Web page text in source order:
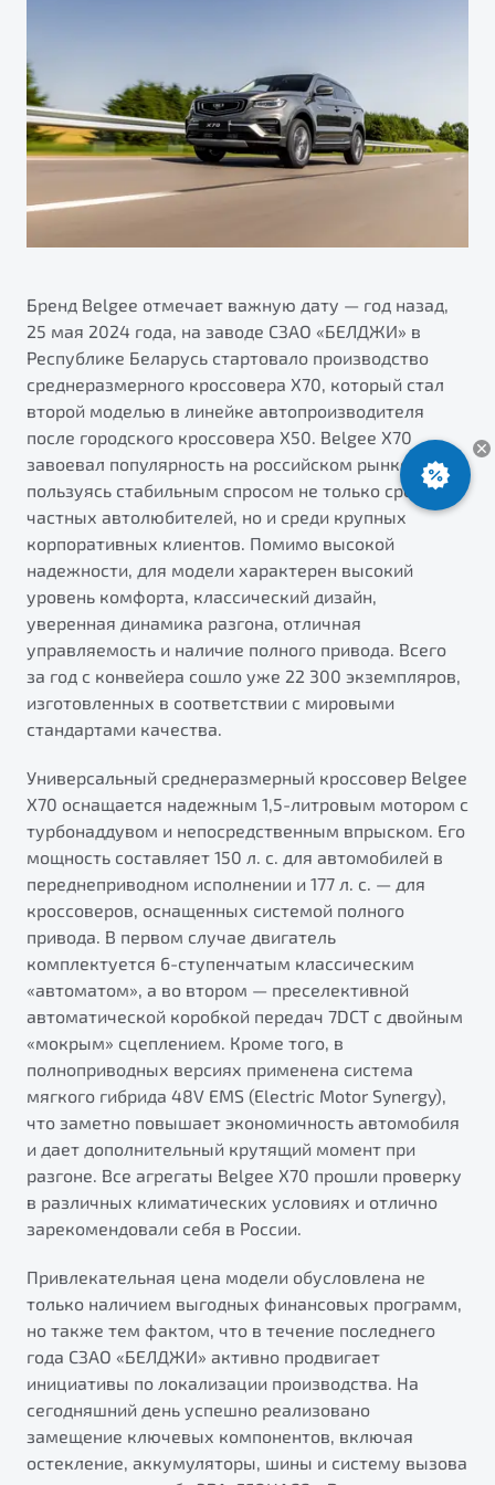
Яркий кроссовер
от 2 219 990 ₽*
S50
Элегантный и практичный седан
от 1 699 990 ₽*
Обзор В наличии
X70
Универсальный кроссовер
от 2 499 990 ₽*
Обзор В наличии
Трейд-ин
Страхование
Расчет КАСКО
Узнайте о специальных выгодах при покупке
автомобиля Belgee
Подробно
Автомобили в наличии
Тест-драйв
Автокредит
Спецпредложения
Гарантия Belgee
Belgee Линк
Belgee Клуб
Помощь на дорогах
Будьте еще более уверены на дорогах с программой
"Помощь на дорогах"
Преимущества программы
Запись на сервис
Калькулятор ТО
Клиентская поддержка
Правовая информация
Бренд Belgee отмечает важную дату — год назад,
25 мая 2024 года, на заводе СЗАО «БЕЛДЖИ» в
Республике Беларусь стартовало производство
среднеразмерного кроссовера Х70, который стал
второй моделью в линейке автопроизводителя
после городского кроссовера X50. Belgee X70
завоевал популярность на российском рынке,
пользуясь стабильным спросом не только среди
частных автолюбителей, но и среди крупных
корпоративных клиентов. Помимо высокой
надежности, для модели характерен высокий
уровень комфорта, классический дизайн,
уверенная динамика разгона, отличная
управляемость и наличие полного привода. Всего
за год с конвейера сошло уже 22 300 экземпляров,
изготовленных в соответствии с мировыми
стандартами качества.
Универсальный среднеразмерный кроссовер Belgee
X70 оснащается надежным 1,5-литровым мотором с
турбонаддувом и непосредственным впрыском. Его
мощность составляет 150 л. с. для автомобилей в
переднеприводном исполнении и 177 л. с. — для
кроссоверов, оснащенных системой полного
привода. В первом случае двигатель
комплектуется 6-ступенчатым классическим
«автоматом», а во втором — преселективной
автоматической коробкой передач 7DCT с двойным
«мокрым» сцеплением. Кроме того, в
полноприводных версиях применена система
мягкого гибрида 48V EMS (Electric Motor Synergy),
что заметно повышает экономичность автомобиля
и дает дополнительный крутящий момент при
разгоне. Все агрегаты Belgee X70 прошли проверку
в различных климатических условиях и отлично
зарекомендовали себя в России.
Привлекательная цена модели обусловлена не
только наличием выгодных финансовых программ,
но также тем фактом, что в течение последнего
года СЗАО «БЕЛДЖИ» активно продвигает
инициативы по локализации производства. На
сегодняшний день успешно реализовано
замещение ключевых компонентов, включая
остекление, аккумуляторы, шины и систему вызова